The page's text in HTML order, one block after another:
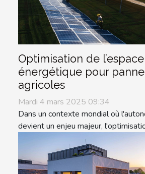
Optimisation de
énergétique pour
agricoles
Mardi 4 mars 2025 09:34
Dans un contexte mondial où
devient un enjeu majeur,